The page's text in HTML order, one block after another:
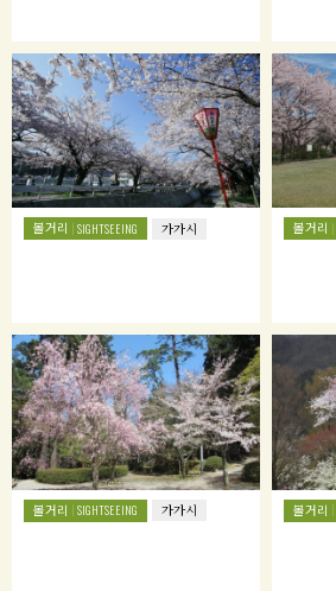
볼거리 SIGHTSEEING 가가시 볼거리
볼거리 SIGHTSEEING 가가시 볼거리